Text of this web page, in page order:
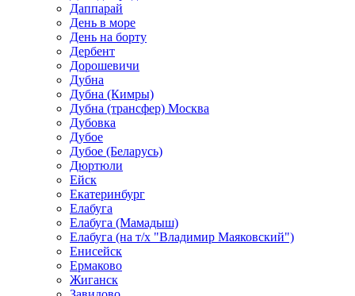
Даппарай
День в море
День на борту
Дербент
Дорошевичи
Дубна
Дубна (Кимры)
Дубна (трансфер) Москва
Дубовка
Дубое
Дубое (Беларусь)
Дюртюли
Ейск
Екатеринбург
Елабуга
Елабуга (Мамадыш)
Елабуга (на т/х "Владимир Маяковский")
Енисейск
Ермаково
Жиганск